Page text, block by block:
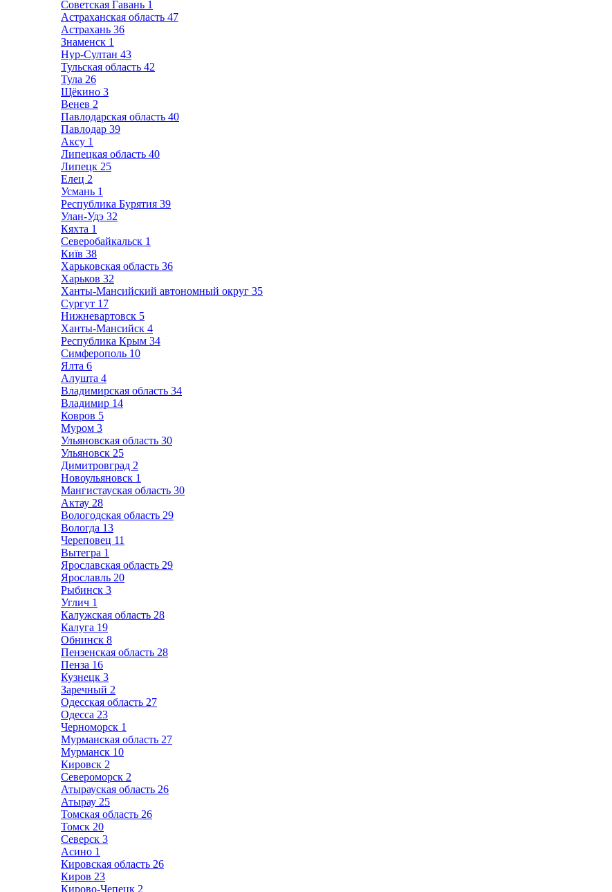
Советская Гавань 1
Астраханская область 47
Астрахань 36
Знаменск 1
Нур-Султан 43
Тульская область 42
Тула 26
Щёкино 3
Венев 2
Павлодарская область 40
Павлодар 39
Аксу 1
Липецкая область 40
Липецк 25
Елец 2
Усмань 1
Республика Бурятия 39
Улан-Удэ 32
Кяхта 1
Северобайкальск 1
Київ 38
Харьковская область 36
Харьков 32
Ханты-Мансийский автономный округ 35
Сургут 17
Нижневартовск 5
Ханты-Мансийск 4
Республика Крым 34
Симферополь 10
Ялта 6
Алушта 4
Владимирская область 34
Владимир 14
Ковров 5
Муром 3
Ульяновская область 30
Ульяновск 25
Димитровград 2
Новоульяновск 1
Мангистауская область 30
Актау 28
Вологодская область 29
Вологда 13
Череповец 11
Вытегра 1
Ярославская область 29
Ярославль 20
Рыбинск 3
Углич 1
Калужская область 28
Калуга 19
Обнинск 8
Пензенская область 28
Пенза 16
Кузнецк 3
Заречный 2
Одесская область 27
Одесса 23
Черноморск 1
Мурманская область 27
Мурманск 10
Кировск 2
Североморск 2
Атырауская область 26
Атырау 25
Томская область 26
Томск 20
Северск 3
Асино 1
Кировская область 26
Киров 23
Кирово-Чепецк 2